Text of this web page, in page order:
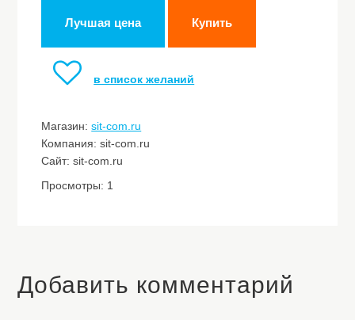
Лучшая цена Купить
в список желаний
Магазин:sit-com.ru
Компания: sit-com.ru
Сайт: sit-com.ru
Просмотры: 1
Добавить комментарий